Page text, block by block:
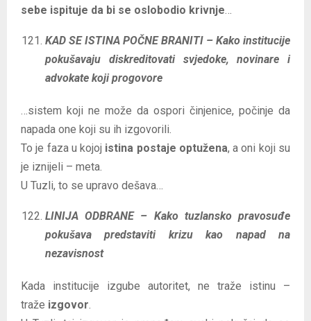
sebe ispituje da bi se oslobodio krivnje
KAD SE ISTINA POČNE BRANITI – Kako institucije
pokušavaju diskreditovati svjedoke, novinare i
advokate koji progovore
…sistem koji ne može da ospori činjenice, počinje da
napada one koji su ih izgovorili.
To je faza u kojoj istina postaje optužena, a oni koji su
je iznijeli – meta.
U Tuzli, to se upravo dešava…
LINIJA ODBRANE – Kako tuzlansko pravosuđe
pokušava predstaviti krizu kao napad na
nezavisnost
Kada institucije izgube autoritet, ne traže istinu –
traže izgovor